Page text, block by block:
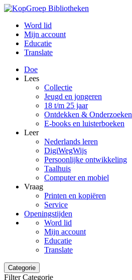
Word lid
Mijn account
Educatie
Translate
Doe
Lees
Collectie
Jeugd en jongeren
18 t/m 25 jaar
Ontdekken & Onderzoeken
E-books en luisterboeken
Leer
Nederlands leren
DigiWegWijs
Persoonlijke ontwikkeling
Taalhuis
Computer en mobiel
Vraag
Printen en kopiëren
Service
Openingstijden
Word lid
Mijn account
Educatie
Translate
Categorie
Filter Categorie